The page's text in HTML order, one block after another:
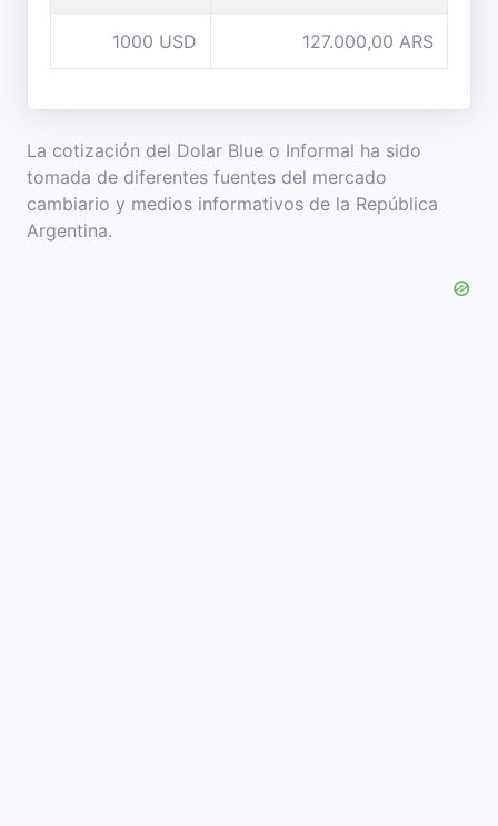
1000 USD 127.000,00 ARS
La cotización del Dolar Blue o Informal ha sido
tomada de diferentes fuentes del mercado
cambiario y medios informativos de la República
Argentina.